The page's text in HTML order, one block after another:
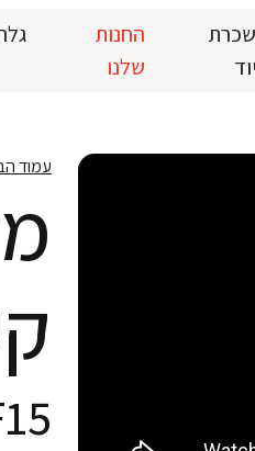
החנות
שלנו
עמוד